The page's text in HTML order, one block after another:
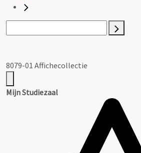
8079-01 Affichecollectie
Mijn Studiezaal